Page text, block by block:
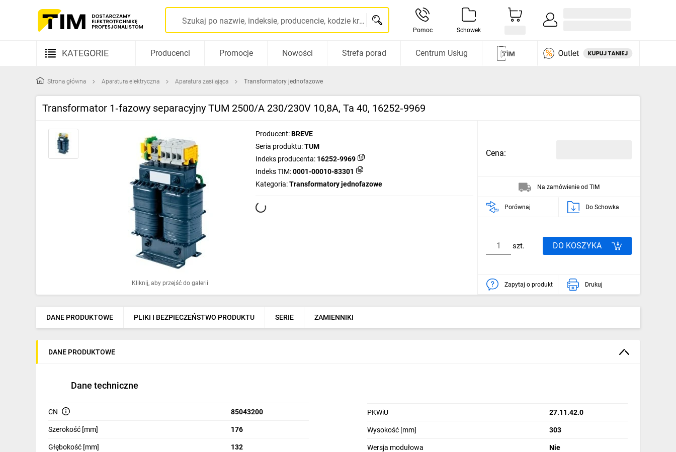
Szukaj po nazwie, indeksie, producencie, kodzie kreskowym...
Pomoc Schowek
KATEGORIE
Kable i przewody
Elementy prowadzenia kabli
Fotowoltaika
Ogrzewanie
Elektronarzędzia i mierniki
Dom i ogród
Producenci Promocje Nowości Strefa porad Centrum Usług
Strona główna Aparatura elektryczna Aparatura zasilająca Transformatory jednofazowe
Transformator 1‑fazowy separacyjny TUM 2500/A 230/230V 10,8A, Ta 40, 16252‑9969
Kliknij, aby przejść do galerii
Producent:BREVE
Seria produktu:TUM
Indeks producenta: 16252-9969
Indeks TIM:0001-00010-83301
Kategoria:Transformatory jednofazowe
Cena:
Na zamówienie od TIM
Porównaj Do Schowka
szt. DO KOSZYKA
Zapytaj o produkt Drukuj
DANE PRODUKTOWE PLIKI I BEZPIECZEŃSTWO PRODUKTU SERIE ZAMIENNIKI
DANE PRODUKTOWE
Dane techniczne
CN 85043200
Szerokość [mm] 176
Głębokość [mm] 132
PKWiU 27.11.42.0
Wysokość [mm] 303
Wersja modułowa Nie